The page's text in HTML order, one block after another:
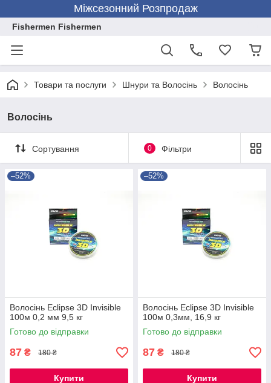
Міжсезонний Розпродаж
Fishermen Fishermen
Товари та послуги Шнури та Волосінь Волосінь
Волосінь
Сортування 0 Фільтри
–52%
Волосінь Eclipse 3D Invisible
100м 0,2 мм 9,5 кг
Готово до відправки
87 ₴ 180 ₴
Купити
–52%
Волосінь Eclipse 3D Invisible
100м 0,3мм, 16,9 кг
Готово до відправки
87 ₴ 180 ₴
Купити